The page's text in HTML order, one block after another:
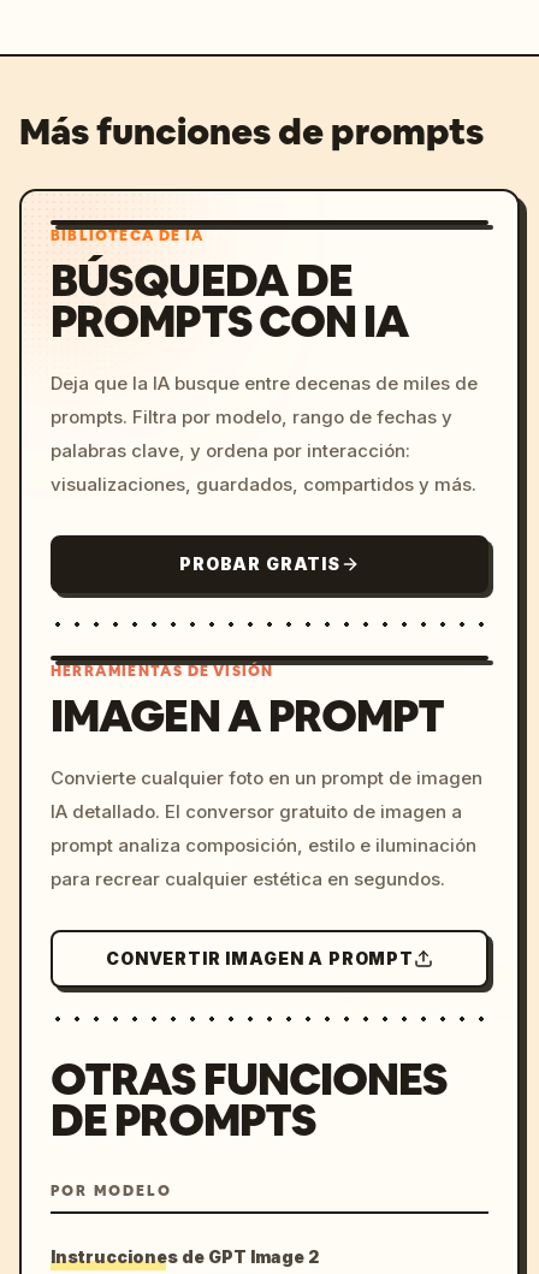
Más funciones de prompts
BIBLIOTECA DE IA
BÚSQUEDA DE
PROMPTS CON IA
Deja que la IA busque entre decenas de miles de
prompts. Filtra por modelo, rango de fechas y
palabras clave, y ordena por interacción:
visualizaciones, guardados, compartidos y más.
PROBAR GRATIS
c, cyberpunk sunset, neon
colors, 8k --v 6.0
HERRAMIENTAS DE VISIÓN
IMAGEN A PROMPT
Convierte cualquier foto en un prompt de imagen
IA detallado. El conversor gratuito de imagen a
prompt analiza composición, estilo e iluminación
para recrear cualquier estética en segundos.
CONVERTIR IMAGEN A PROMPT
OTRAS FUNCIONES
DE PROMPTS
POR MODELO
Instrucciones de GPT Image 2